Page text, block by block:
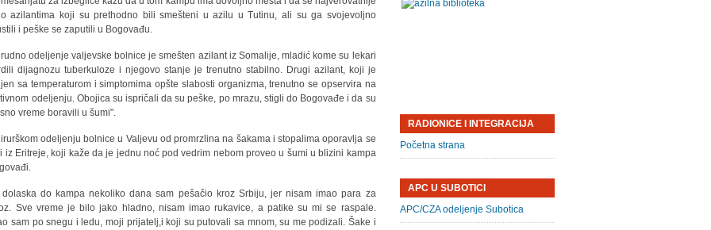
azilantima koji su prethodno bili smešteni u azilu u Tutinu, ali su ga svojevoljno
i peške se zaputili u Bogovađu.
odeljenje valjevske bolnice je smešten azilant iz Somalije, mladić kome su lekari
dijagnozu tuberkuloze i njegovo stanje je trenutno stabilno. Drugi azilant, koji je
sa temperaturom i simptomima opšte slabosti organizma, trenutno se opservira na
odeljenju. Obojica su ispričali da su peške, po mrazu, stigli do Bogovađe i da su
vreme boravili u šumi".
odeljenju bolnice u Valjevu od promrzlina na šakama i stopalima oporavlja se
iz Eritreje, koji kaže da je jednu noć pod vedrim nebom proveo u šumi u blizini kampa
dolaska do kampa nekoliko dana sam pešačio kroz Srbiju, jer nisam imao para za
Sve vreme je bilo jako hladno, nisam imao rukavice, a patike su mi se raspale.
sam po snegu i ledu, moji prijatelj,i koji su putovali sa mnom, su me podizali. Šake i
RADIONICE I INTEGRACIJA
Početna strana
APC U SUBOTICI
APC/CZA odeljenje Subotica